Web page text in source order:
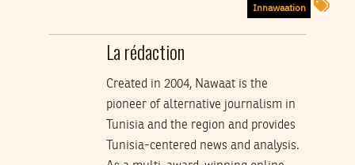
Innawaation
La rédaction
Created in 2004, Nawaat is the
pioneer of alternative journalism in
Tunisia and the region and provides
Tunisia-centered news and analysis.